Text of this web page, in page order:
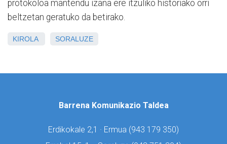
protokoloa mantendu izana ere itzuliko historiako orri
beltzetan geratuko da betirako.
KIROLA SORALUZE
Barrena Komunikazio Taldea
Erdikokale 2,1 · Ermua (943 179 350)